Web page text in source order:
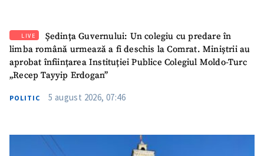
LIVE
Ședința Guvernului: Un colegiu cu predare în
limba română urmează a fi deschis la Comrat. Miniștrii au
aprobat înființarea Instituției Publice Colegiul Moldo-Turc
„Recep Tayyip Erdogan”
POLITIC 5 august 2026, 07:46